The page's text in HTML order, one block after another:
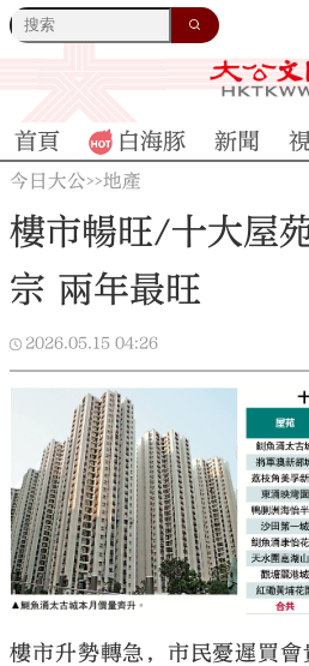
首頁 白海豚 新聞
今日大公>>地產
樓市暢旺/十大屋
宗 兩年最旺
2026.05.15 04:26
樓市升勢轉急，市民憂遲買